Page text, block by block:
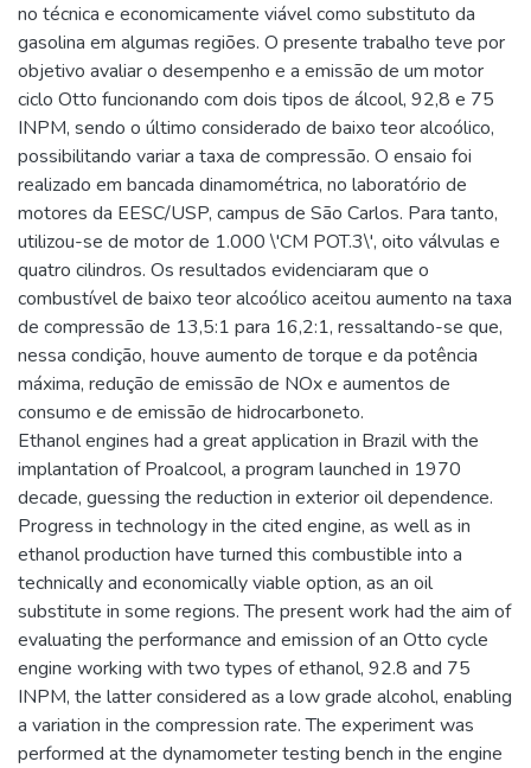
no técnica e economicamente viável como substituto da
gasolina em algumas regiões. O presente trabalho teve por
objetivo avaliar o desempenho e a emissão de um motor
ciclo Otto funcionando com dois tipos de álcool, 92,8 e 75
INPM, sendo o último considerado de baixo teor alcoólico,
possibilitando variar a taxa de compressão. O ensaio foi
realizado em bancada dinamométrica, no laboratório de
motores da EESC/USP, campus de São Carlos. Para tanto,
utilizou-se de motor de 1.000 \'CM POT.3\', oito válvulas e
quatro cilindros. Os resultados evidenciaram que o
combustível de baixo teor alcoólico aceitou aumento na taxa
de compressão de 13,5:1 para 16,2:1, ressaltando-se que,
nessa condição, houve aumento de torque e da potência
máxima, redução de emissão de NOx e aumentos de
consumo e de emissão de hidrocarboneto.
Ethanol engines had a great application in Brazil with the
implantation of Proalcool, a program launched in 1970
decade, guessing the reduction in exterior oil dependence.
Progress in technology in the cited engine, as well as in
ethanol production have turned this combustible into a
technically and economically viable option, as an oil
substitute in some regions. The present work had the aim of
evaluating the performance and emission of an Otto cycle
engine working with two types of ethanol, 92.8 and 75
INPM, the latter considered as a low grade alcohol, enabling
a variation in the compression rate. The experiment was
performed at the dynamometer testing bench in the engine